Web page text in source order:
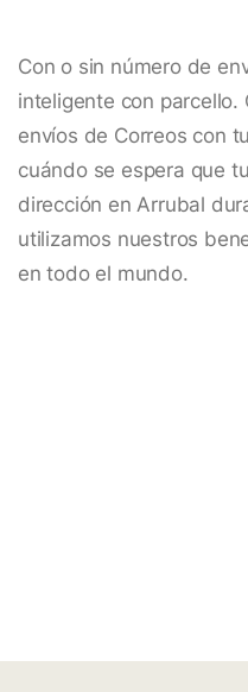
Con o sin número de
inteligente con parcello.
envíos de Correos con
cuándo se espera que
dirección en Arrubal
utilizamos nuestros
en todo el mundo.